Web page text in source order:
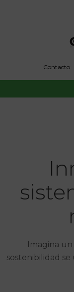
Contacto
Imagina
sostenibilidad